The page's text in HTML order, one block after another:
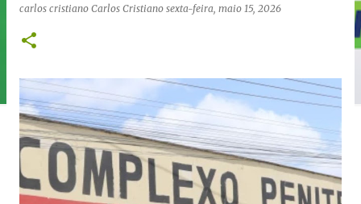
carlos cristiano Carlos Cristiano sexta-feira, maio 15, 2026